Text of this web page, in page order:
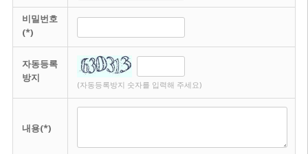
비밀번호
(*)
자동등록
방지
(자동등록방지 숫자를 입력해 주세요)
내용(*)